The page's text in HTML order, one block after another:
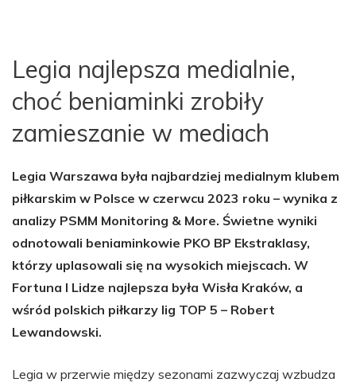
Legia najlepsza medialnie,
choć beniaminki zrobiły
zamieszanie w mediach
Legia Warszawa była najbardziej medialnym klubem
piłkarskim w Polsce w czerwcu 2023 roku – wynika z
analizy PSMM Monitoring & More. Świetne wyniki
odnotowali beniaminkowie PKO BP Ekstraklasy,
którzy uplasowali się na wysokich miejscach. W
Fortuna I Lidze najlepsza była Wisła Kraków, a
wśród polskich piłkarzy lig TOP 5 – Robert
Lewandowski.
Legia w przerwie między sezonami zazwyczaj wzbudza